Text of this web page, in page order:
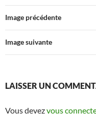
Image précédente
Image suivante
LAISSER UN
Vous devezvous